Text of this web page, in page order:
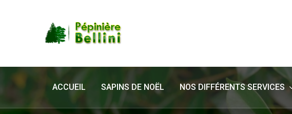
ACCUEIL SAPINS DE NOËL NOS DIFFÉRENTS SERVICES